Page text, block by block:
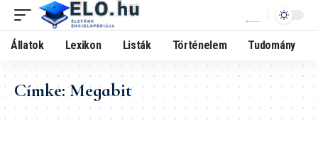
Állatok Lexikon Listák Történelem Tudomány
Címke:Megabit